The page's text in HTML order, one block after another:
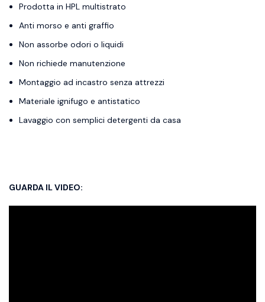
Prodotta in HPL multistrato
Anti morso e anti graffio
Non assorbe odori o liquidi
Non richiede manutenzione
Montaggio ad incastro senza attrezzi
Materiale ignifugo e antistatico
Lavaggio con semplici detergenti da casa
GUARDA IL VIDEO: